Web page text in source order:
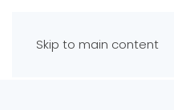
Skip to main content